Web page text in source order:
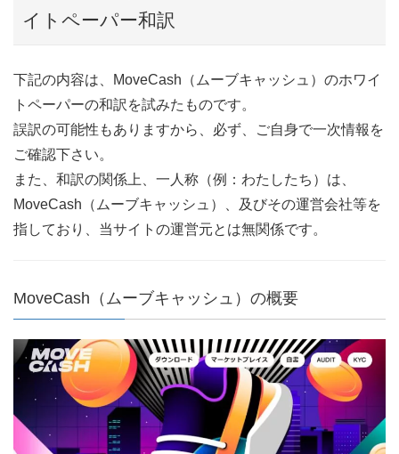
イトペーパー和訳
下記の内容は、MoveCash（ムーブキャッシュ）のホワイ
トペーパーの和訳を試みたものです。
誤訳の可能性もありますから、必ず、ご自身で一次情報を
ご確認下さい。
また、和訳の関係上、一人称（例：わたしたち）は、
MoveCash（ムーブキャッシュ）、及びその運営会社等を
指しており、当サイトの運営元とは無関係です。
MoveCash（ムーブキャッシュ）の概要